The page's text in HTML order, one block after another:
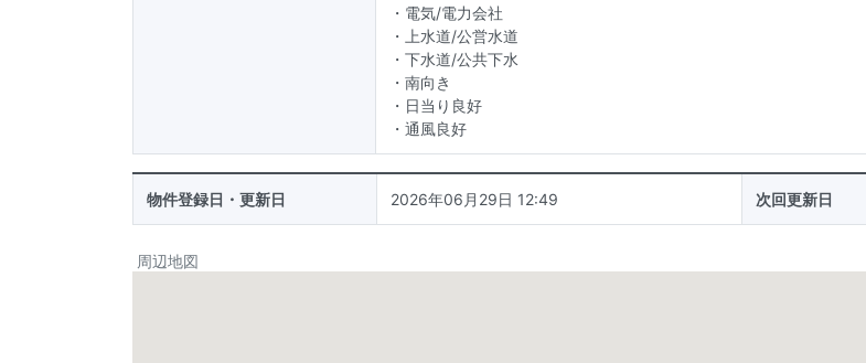
・電気/電力会社
・上水道/公営水道
・下水道/公共下水
・南向き
・日当り良好
・通風良好
物件登録日・更新日 2026年06月29日 12:49 次回更新日
周辺地図